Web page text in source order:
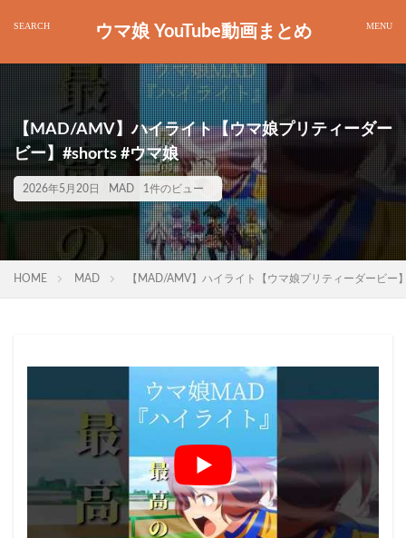
ウマ娘 YouTube動画まとめ
【MAD/AMV】ハイライト【ウマ娘プリティーダー
ビー】#shorts #ウマ娘
2026年5月20日 MAD 1件のビュー
HOME MAD 【MAD/AMV】ハイライト【ウマ娘プリティーダービー